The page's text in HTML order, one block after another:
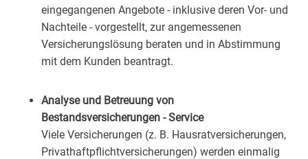
eingegangenen Angebote - inklusive deren Vor- und
Nachteile - vorgestellt, zur angemessenen
Versicherungslösung beraten und in Abstimmung
mit dem Kunden beantragt.
Analyse und Betreuung von
Bestandsversicherungen - Service
Viele Versicherungen (z. B. Hausratversicherungen,
Privathaftpflichtversicherungen) werden einmalig